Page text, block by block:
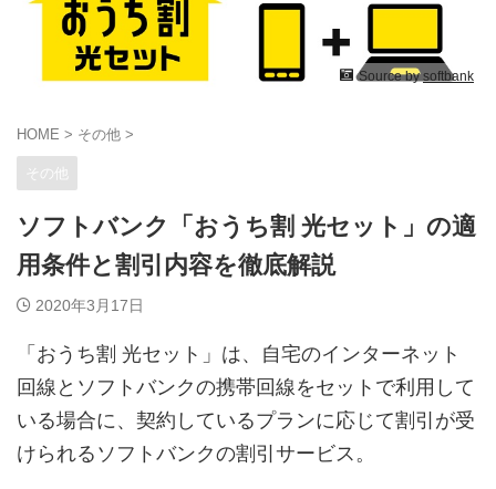
Source bysoftbank
HOME > その他 >
その他
ソフトバンク「おうち割 光セット」の適
用条件と割引内容を徹底解説
2020年3月17日
「おうち割 光セット」は、自宅のインターネット
回線とソフトバンクの携帯回線をセットで利用して
いる場合に、契約しているプランに応じて割引が受
けられるソフトバンクの割引サービス。